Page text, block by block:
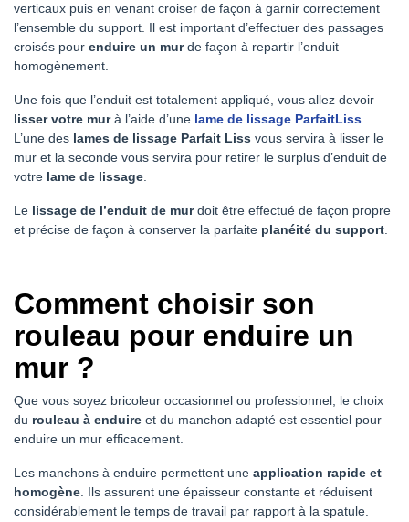
verticaux puis en venant croiser de façon à garnir correctement
l’ensemble du support. Il est important d’effectuer des passages
croisés pour enduire un murde façon à repartir l’enduit
homogènement.
Une fois que l’enduit est totalement appliqué, vous allez devoir
lisser votre murà l’aide d’une lame de lissage ParfaitLiss.
L’une des lames de lissage Parfait Liss vous servira à lisser le
mur et la seconde vous servira pour retirer le surplus d’enduit de
votre lame de lissage.
Le lissage de l’enduit de murdoit être effectué de façon propre
et précise de façon à conserver la parfaite planéité du support.
Comment choisir son
rouleau pour enduire un
mur ?
Que vous soyez bricoleur occasionnel ou professionnel, le choix
du rouleau à enduire et du manchon adapté est essentiel pour
enduire un mur efficacement.
Les manchons à enduire permettent une application rapide et
homogène. Ils assurent une épaisseur constante et réduisent
considérablement le temps de travail par rapport à la spatule.